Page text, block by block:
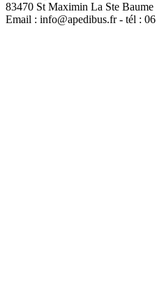
83470 St Maximin La Ste Baume
Email : info@apedibus.fr - tél :